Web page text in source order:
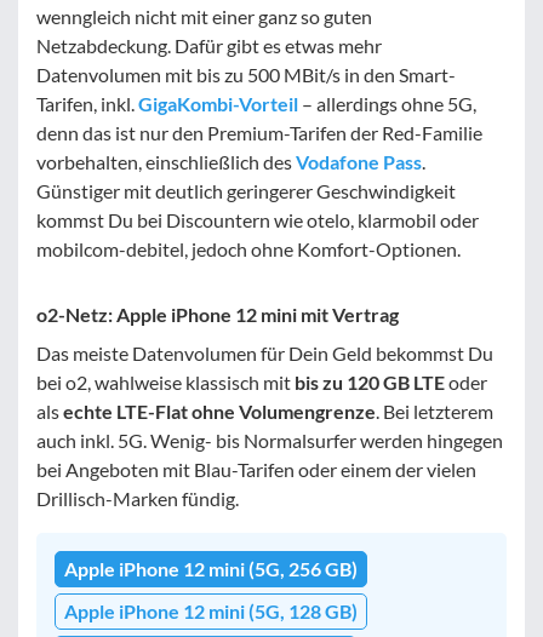
wenngleich nicht mit einer ganz so guten
Netzabdeckung. Dafür gibt es etwas mehr
Datenvolumen mit bis zu 500 MBit/s in den Smart-
Tarifen, inkl.GigaKombi-Vorteil – allerdings ohne 5G,
denn das ist nur den Premium-Tarifen der Red-Familie
vorbehalten, einschließlich desVodafone Pass.
Günstiger mit deutlich geringerer Geschwindigkeit
kommst Du bei Discountern wie otelo, klarmobil oder
mobilcom-debitel, jedoch ohne Komfort-Optionen.
o2-Netz: Apple iPhone 12 mini mit Vertrag
Das meiste Datenvolumen für Dein Geld bekommst Du
bei o2, wahlweise klassisch mit bis zu 120 GB LTEoder
alsechte LTE-Flat ohne Volumengrenze. Bei letzterem
auch inkl. 5G. Wenig- bis Normalsurfer werden hingegen
bei Angeboten mit Blau-Tarifen oder einem der vielen
Drillisch-Marken fündig.
Apple iPhone 12 mini (5G, 256 GB)
Apple iPhone 12 mini (5G, 128 GB)